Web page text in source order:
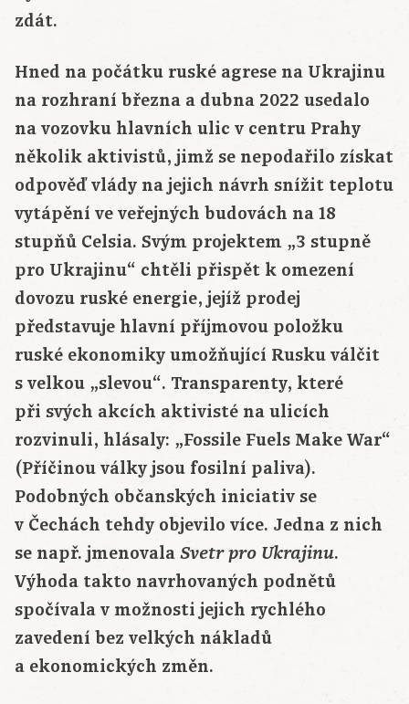
zdát.
Hned na počátku ruské agrese na Ukrajinu
na rozhraní března a dubna 2022 usedalo
na vozovku hlavních ulic v centru Prahy
několik aktivistů, jimž se nepodařilo získat
odpověď vlády na jejich návrh snížit teplotu
vytápění ve veřejných budovách na 18
stupňů Celsia. Svým projektem „3 stupně
pro Ukrajinu“ chtěli přispět k omezení
dovozu ruské energie, jejíž prodej
představuje hlavní příjmovou položku
ruské ekonomiky umožňující Rusku válčit
s velkou „slevou“. Transparenty, které
při svých akcích aktivisté na ulicích
rozvinuli, hlásaly: „Fossile Fuels Make War“
(Příčinou války jsou fosilní paliva).
Podobných občanských iniciativ se
v Čechách tehdy objevilo více. Jedna z nich
se např. jmenovala Svetr pro Ukrajinu.
Výhoda takto navrhovaných podnětů
spočívala v možnosti jejich rychlého
zavedení bez velkých nákladů
a ekonomických změn.